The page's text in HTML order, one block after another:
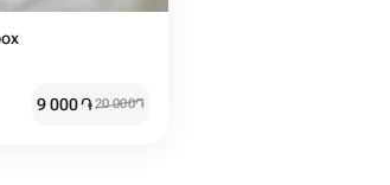
9 000֏20 000֏